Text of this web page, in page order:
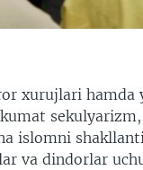
xurujlari
islomni
va dindorlar